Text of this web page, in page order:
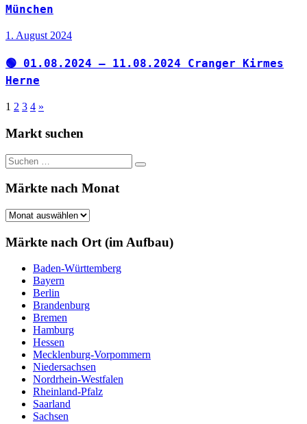
München
1. August 2024
🟢 01.08.2024 – 11.08.2024 Cranger Kirmes
Herne
Seitennummerierung
der
1 2 3 4 Nächste
»
Markt suchen
Suchen
nach:
Suchen
Märkte nach Monat
Märkte
Monat
Märkte nach Ort (im Aufbau)
Baden-Württemberg
Bayern
Berlin
Brandenburg
Bremen
Hamburg
Hessen
Mecklenburg-Vorpommern
Niedersachsen
Nordrhein-Westfalen
Rheinland-Pfalz
Saarland
Sachsen